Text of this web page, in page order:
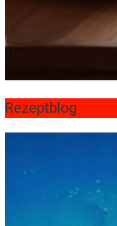
Rezeptblog